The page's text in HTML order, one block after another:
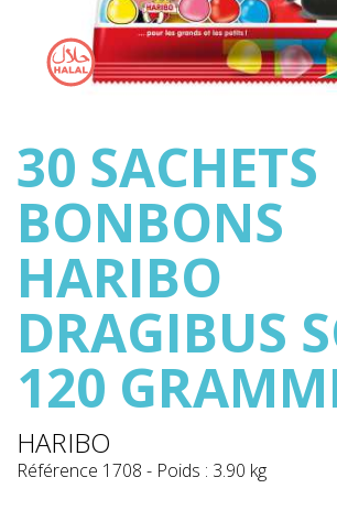
30 SACHETS
BONBONS
HARIBO
DRAGIBUS
120
HARIBO
Référence 1708 - Poids : 3.90 kg